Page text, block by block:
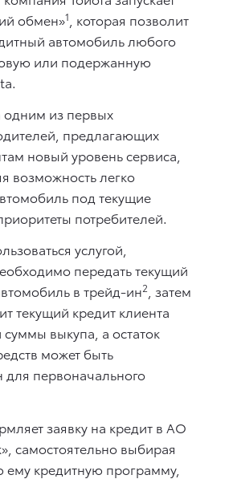
обмен»1
, которая позволит
автомобиль любого
или подержанную
одним из первых
предлагающих
новый уровень сервиса,
возможность легко
под текущие
потребителей.
услугой,
передать текущий
в трейд-ин2 , затем
текущий кредит клиента
выкупа, а остаток
может быть
для первоначального
заявку на кредит в АО
самостоятельно выбирая
кредитную программу,